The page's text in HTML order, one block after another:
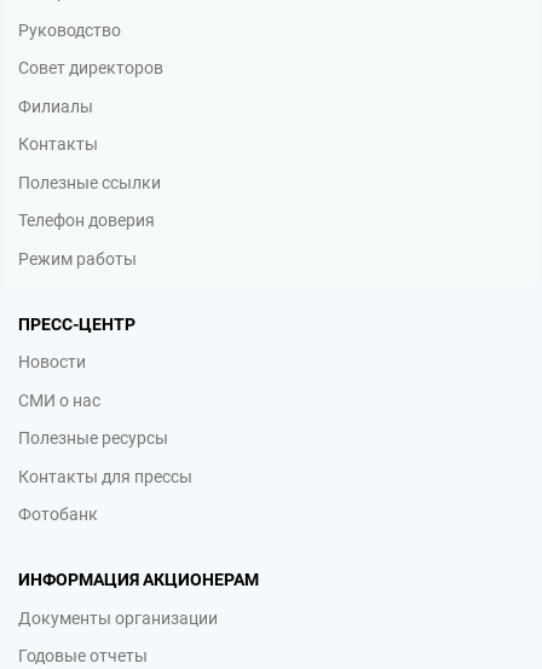
Руководство
Совет директоров
Филиалы
Контакты
Полезные ссылки
Телефон доверия
Режим работы
ПРЕСС-ЦЕНТР
Новости
СМИ о нас
Полезные ресурсы
Контакты для прессы
Фотобанк
ИНФОРМАЦИЯ АКЦИОНЕРАМ
Документы организации
Годовые отчеты